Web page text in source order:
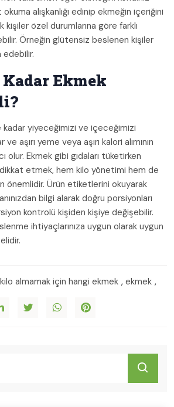
alışkanlığı edinip ekmeğin içeriğini
kişiler özel durumlarına göre farklı
Örneğin glütensiz beslenen kişiler
edebilir.
Ekmek
kadar yiyeceğimizi ve içeceğimizi
aşırı yeme veya aşırı kalori alımının
olur. Ekmek gibi gıdaları tüketirken
etmek, hem kilo yönetimi hem de
önemlidir. Ürün etiketlerini okuyarak
bilgi alarak doğru porsiyonları
kontrolü kişiden kişiye değişebilir.
ihtiyaçlarınıza uygun olarak uygun
kilo almamak için hangi ekmek , ekmek ,